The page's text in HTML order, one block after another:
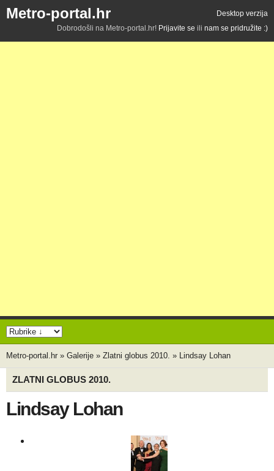
Metro-portal.hr
Desktop verzija
Dobrodošli na Metro-portal.hr! Prijavite se ili nam se pridružite :)
Metro-portal.hr » Galerije » Zlatni globus 2010. » Lindsay Lohan
ZLATNI GLOBUS 2010.
Lindsay Lohan